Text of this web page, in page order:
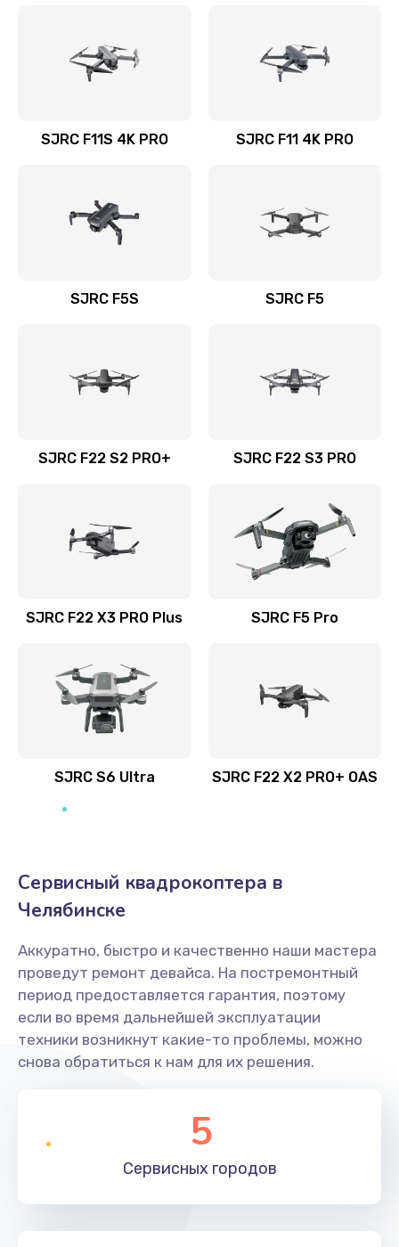
SJRC F11S 4K PRO SJRC F11 4K PRO
SJRC F5S SJRC F5
SJRC F22 S2 PRO+ SJRC F22 S3 PRO
SJRC F22 X3 PRO Plus SJRC F5 Pro
SJRC S6 Ultra SJRC F22 X2 PRO+ OAS
Сервисный квадрокоптера в
Челябинске
Аккуратно, быстро и качественно наши мастера
проведут ремонт девайса. На постремонтный
период предоставляется гарантия, поэтому
если во время дальнейшей эксплуатации
техники возникнут какие-то проблемы, можно
снова обратиться к нам для их решения.
5
Сервисных городов